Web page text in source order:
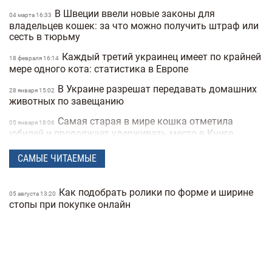
04 марта 16:33
В Швеции ввели новые законы для
владельцев кошек: за что можно получить штраф или
сесть в тюрьму
18 февраля 16:14 Каждый третий украинец имеет по крайней
мере одного кота: статистика в Европе
28 января 15:02
В Украине разрешат передавать домашних
животных по завещанию
05 января 18:06
Самая старая в мире кошка отметила
юбилей и продолжает удерживать место в Книге
7 признаков того, что ваша собака вас
проявлением любви
20 октября 16:13
Пиво и вино для собак начали продавать в
САМЫЕ ЧИТАЕМЫЕ
05 августа 13:20
Как подобрать ролики по форме и ширине
стопы при покупке онлайн